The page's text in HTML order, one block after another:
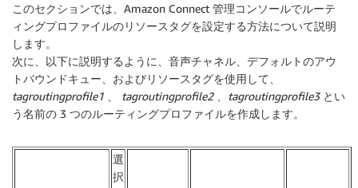
このセクションでは、Amazon Connect 管理コンソールでルーテ
ィングプロファイルのリソースタグを設定する方法について説明
します。
次に、以下に説明するように、 音声チャネル
デフォルトのアウ
トバウンドキュー 、およびリソース タグを使用して、
tagroutingprofile1
tagroutingprofile2、 tagroutingprofile3とい
う名前の 3 つのルーティングプロファイルを作成します。
選
択